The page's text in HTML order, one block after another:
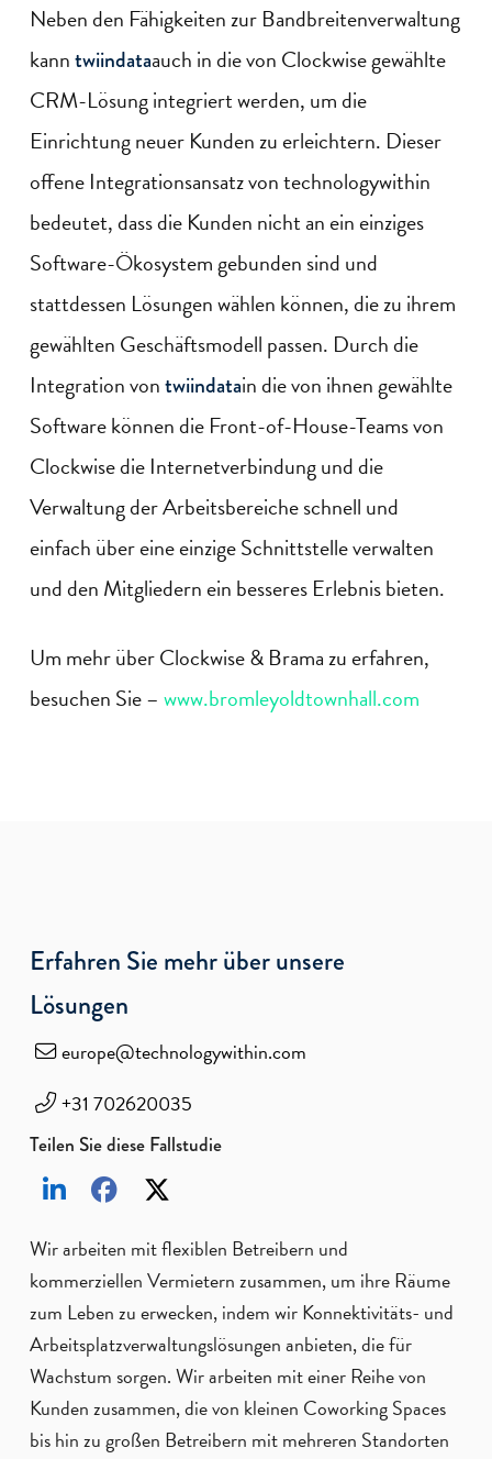
Neben den Fähigkeiten zur Bandbreitenverwaltung
kanntwiindataauch in die von Clockwise gewählte
CRM-Lösung integriert werden, um die
Einrichtung neuer Kunden zu erleichtern. Dieser
offene Integrationsansatz von technologywithin
bedeutet, dass die Kunden nicht an ein einziges
Software-Ökosystem gebunden sind und
stattdessen Lösungen wählen können, die zu ihrem
gewählten Geschäftsmodell passen. Durch die
Integration vontwiindatain die von ihnen gewählte
Software können die Front-of-House-Teams von
Clockwise die Internetverbindung und die
Verwaltung der Arbeitsbereiche schnell und
einfach über eine einzige Schnittstelle verwalten
und den Mitgliedern ein besseres Erlebnis bieten.
Um mehr über Clockwise & Brama zu erfahren,
besuchen Sie – www.bromleyoldtownhall.com
Erfahren Sie mehr über unsere
Lösungen
europe@technologywithin.com
+31 702620035
Teilen Sie diese Fallstudie
Wir arbeiten mit flexiblen Betreibern und
kommerziellen Vermietern zusammen, um ihre Räume
zum Leben zu erwecken, indem wir Konnektivitäts- und
Arbeitsplatzverwaltungslösungen anbieten, die für
Wachstum sorgen. Wir arbeiten mit einer Reihe von
Kunden zusammen, die von kleinen Coworking Spaces
bis hin zu großen Betreibern mit mehreren Standorten